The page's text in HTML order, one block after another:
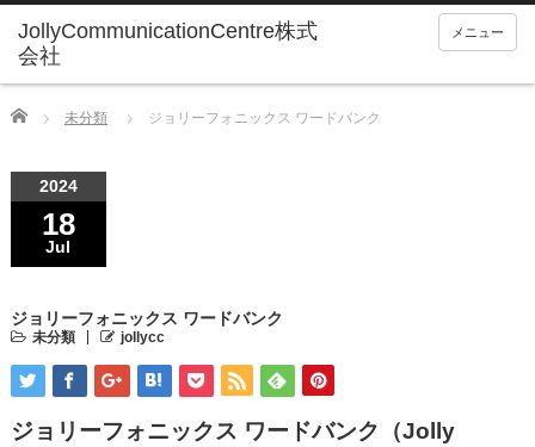
メニュー
Home 未分類 ジョリーフォニックス ワードバンク
2024
18
Jul
ジョリーフォニックス ワードバンク
未分類 jollycc
ジョリーフォニックス ワードバンク（Jolly